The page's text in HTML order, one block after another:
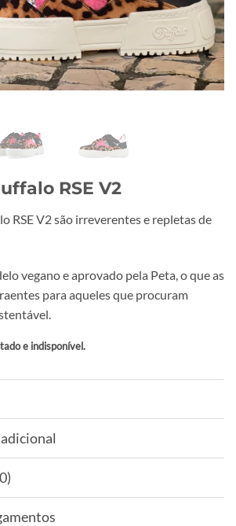
RSE V2
RSE V2 são irreverentes e repletas de
vegano e aprovado pela Peta, o que as
para aqueles que procuram
e indisponível.